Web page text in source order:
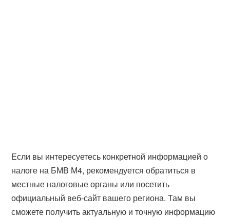
Если вы интересуетесь конкретной информацией о
налоге на БМВ М4, рекомендуется обратиться в
местные налоговые органы или посетить
официальный веб-сайт вашего региона. Там вы
сможете получить актуальную и точную информацию